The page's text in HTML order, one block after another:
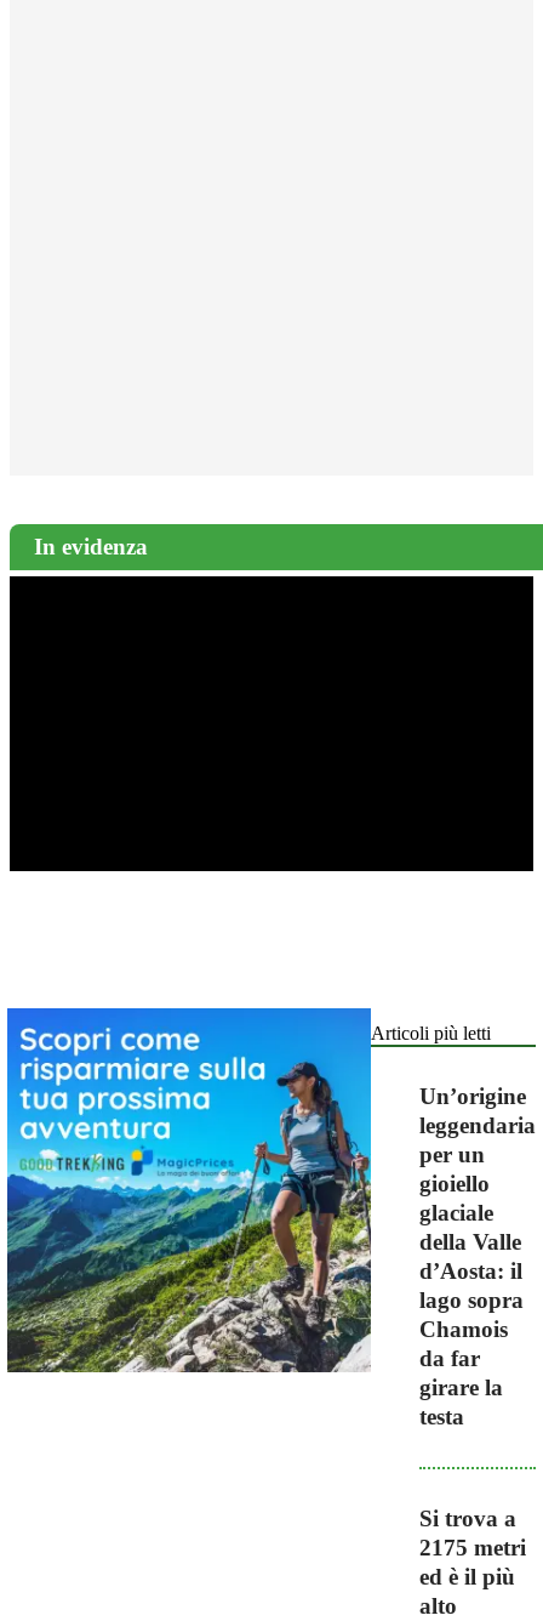
In evidenza
Articoli più letti
Un’origine
leggendaria
per un
gioiello
glaciale
della Valle
d’Aosta: il
lago sopra
Chamois
da far
girare la
testa
Si trova a
2175 metri
ed è il più
alto